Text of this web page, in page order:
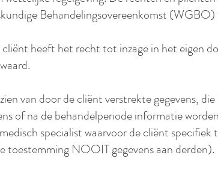
Behandelingsovereenkomst
heeft het recht tot inzage in het eigen
van door de cliënt verstrekte gegevens,
of na de behandelperiode informatie
specialist waarvoor de cliënt
toestemming NOOIT gegevens aan derden).